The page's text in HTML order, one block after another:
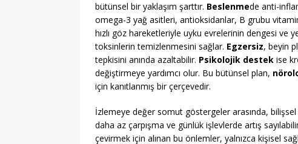
bütünsel bir yaklaşım şarttır. Beslenmede anti-
omega-3 yağ asitleri, antioksidanlar, B grubu
hızlı göz hareketleriyle uyku evrelerinin dengesi ve
toksinlerin temizlenmesini sağlar. Egzersiz, beyin
tepkisini anında azaltabilir. Psikolojik destek ise
değiştirmeye yardımcı olur. Bu bütünsel plan,
için kanıtlanmış bir çerçevedir.
İzlemeye değer somut göstergeler arasında,
daha az çarpışma ve günlük işlevlerde artış
çevirmek için alınan bu önlemler, yalnızca kişisel